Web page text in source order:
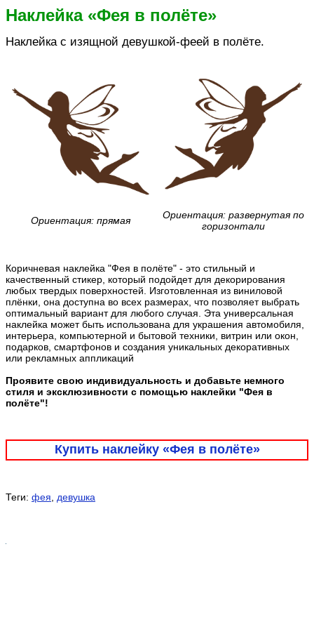
Наклейка «Фея в полёте»
Наклейка с изящной девушкой-феей в полёте.
Ориентация: прямая
Ориентация: развернутая по
горизонтали
Коричневая наклейка "Фея в полёте" - это стильный и
качественный стикер, который подойдет для декорирования
любых твердых поверхностей. Изготовленная из виниловой
плёнки, она доступна во всех размерах, что позволяет выбрать
оптимальный вариант для любого случая. Эта универсальная
наклейка может быть использована для украшения автомобиля,
интерьера, компьютерной и бытовой техники, витрин или окон,
подарков, смартфонов и создания уникальных декоративных
или рекламных аппликаций
Проявите свою индивидуальность и добавьте немного
стиля и эксклюзивности с помощью наклейки "Фея в
полёте"!
Купить наклейку «Фея в полёте»
Теги: фея девушка